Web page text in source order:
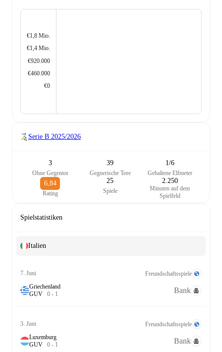
€1,8 Mio.
€1,4 Mio.
€920.000
€460.000
€0
Serie B 2025/2026
3
Ohne Gegentor
39
Gegnerische Tore
1/6
Gehaltene Elfmeter
6,84
Rating
25
Spiele
2.250
Minuten auf dem
Spielfeld
Spielstatistiken
Italien
7. Juni
Freundschaftsspiele
Griechenland
GUV 0 - 1 Bank
3. Juni
Freundschaftsspiele
Luxemburg
GUV 0 - 1 Bank